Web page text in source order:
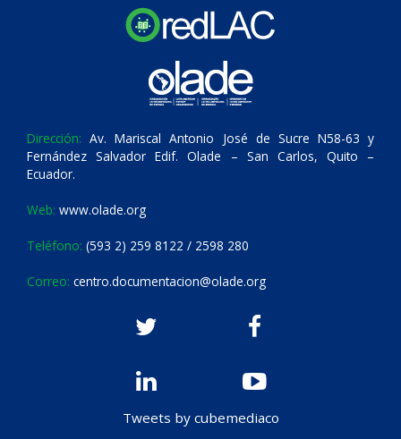
Dirección: Av. Mariscal Antonio José de Sucre N58-63 y
Fernández Salvador Edif. Olade – San Carlos, Quito –
Ecuador.
Web: www.olade.org
Teléfono: (593 2) 259 8122 / 2598 280
Correo: centro.documentacion@olade.org
Tweets by cubemediaco